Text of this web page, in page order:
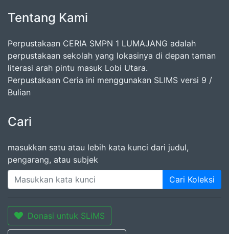
Tentang Kami
Perpustakaan CERIA SMPN 1 LUMAJANG adalah
perpustakaan sekolah yang lokasinya di depan taman
literasi arah pintu masuk Lobi Utara.
Perpustakaan Ceria ini menggunakan SLIMS versi 9 /
Bulian
Cari
masukkan satu atau lebih kata kunci dari judul,
pengarang, atau subjek
Cari Koleksi
Donasi untuk SLiMS